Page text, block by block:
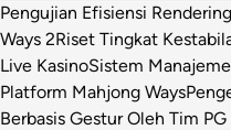
Pengujian Efisiensi
Ways 2Riset Tingkat
Live KasinoSistem
Platform Mahjong Ways
Berbasis Gestur Oleh Tim